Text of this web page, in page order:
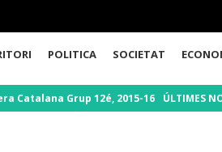
POLITICA SOCIETAT
Catalana Grup 12é, 2015-16 ÚLTIMES